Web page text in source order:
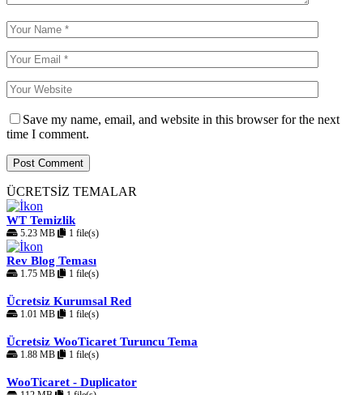
Save my name, email, and website in this browser for the next
time I comment.
ÜCRETSİZ TEMALAR
WT Temizlik
5.23 MB 1 file(s)
Rev Blog Teması
1.75 MB 1 file(s)
Ücretsiz Kurumsal Red
1.01 MB 1 file(s)
Ücretsiz WooTicaret Turuncu Tema
1.88 MB 1 file(s)
WooTicaret - Duplicator